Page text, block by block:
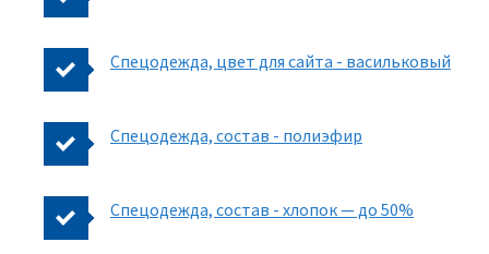
Спецодежда, цвет для сайта - васильковый
Спецодежда, состав - полиэфир
Спецодежда, состав - хлопок — до 50%